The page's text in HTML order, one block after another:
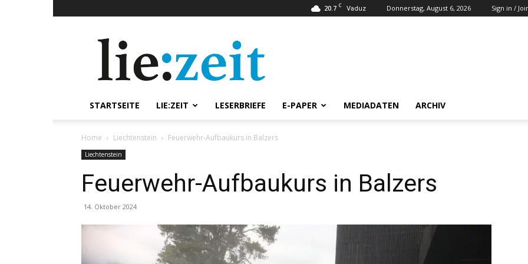
20.7 C Vaduz Donnerstag, August 6, 2026 Sign in /
STARTSEITE LIE:ZEIT LESERBRIEFE E-PAPER MEDIADATEN ARCHIV
Home Liechtenstein Feuerwehr-Aufbaukurs in Balzers
Liechtenstein
Feuerwehr-Aufbaukurs in Balzers
14. Oktober 2024